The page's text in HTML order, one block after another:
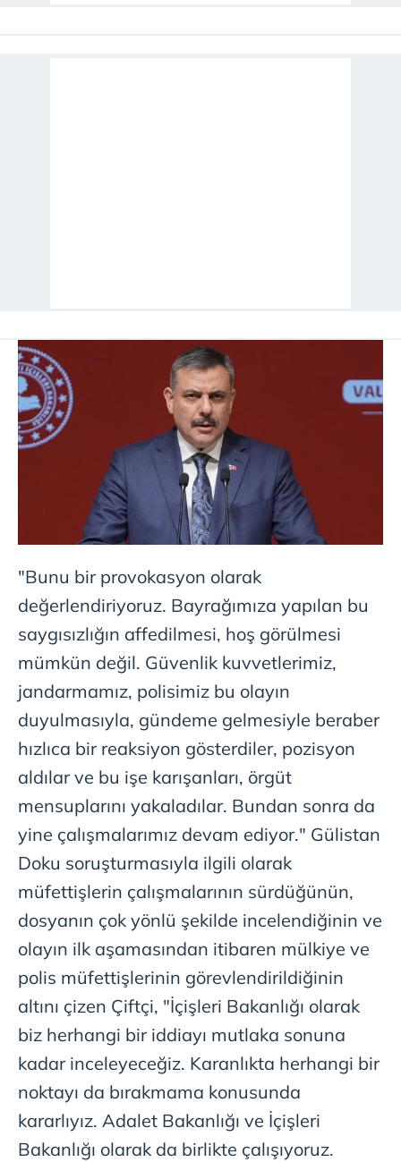
"Bunu bir provokasyon olarak
değerlendiriyoruz. Bayrağımıza yapılan bu
saygısızlığın affedilmesi, hoş görülmesi
mümkün değil. Güvenlik kuvvetlerimiz,
jandarmamız, polisimiz bu olayın
duyulmasıyla, gündeme gelmesiyle beraber
hızlıca bir reaksiyon gösterdiler, pozisyon
aldılar ve bu işe karışanları, örgüt
mensuplarını yakaladılar. Bundan sonra da
yine çalışmalarımız devam ediyor." Gülistan
Doku soruşturmasıyla ilgili olarak
müfettişlerin çalışmalarının sürdüğünün,
dosyanın çok yönlü şekilde incelendiğinin ve
olayın ilk aşamasından itibaren mülkiye ve
polis müfettişlerinin görevlendirildiğinin
altını çizen Çiftçi, "İçişleri Bakanlığı olarak
biz herhangi bir iddiayı mutlaka sonuna
kadar inceleyeceğiz. Karanlıkta herhangi bir
noktayı da bırakmama konusunda
kararlıyız. Adalet Bakanlığı ve İçişleri
Bakanlığı olarak da birlikte çalışıyoruz.